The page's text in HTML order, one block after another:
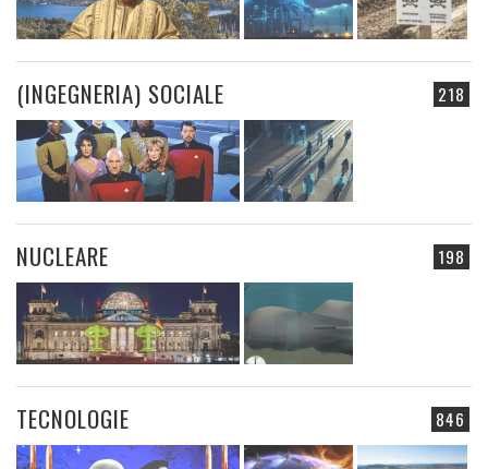
218
(INGEGNERIA) SOCIALE
198
NUCLEARE
846
TECNOLOGIE